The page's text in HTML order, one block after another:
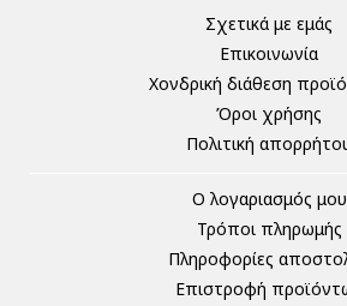
Σχετικά με εμάς
Επικοινωνία
Χονδρική διάθεση
Όροι χρήσης
Πολιτική
Ο λογαριασμός μου
Τρόποι πληρωμής
Πληροφορίες
Επιστροφή